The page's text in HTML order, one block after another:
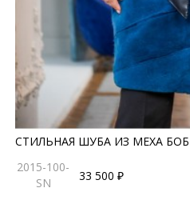
СТИЛЬНАЯ ШУБА ИЗ МЕХА
2015-100-
SN
33 500 ₽